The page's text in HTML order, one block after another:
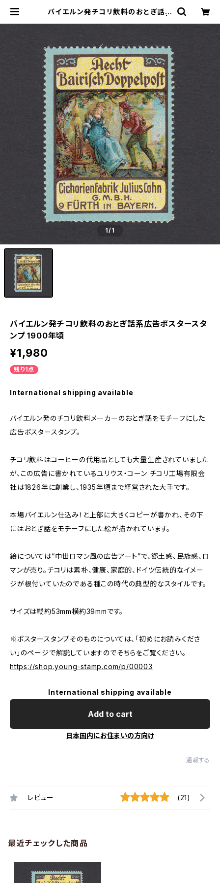
バイエルン発チコリ飲料のおとぎ話系
ヤングスタンプのネットショップ | Yo
1/1
バイエルン発チコリ飲料のおとぎ話系広告ポスタースタ
ンプ 1900年頃
¥1,980
残り1点
International shipping available
バイエルン発のチコリ飲料メーカーのおとぎ話をモチーフにした
広告ポスタースタンプ。
チコリ飲料はコーヒーの代用品としても大量生産されていました
が、この広告に書かれているユリウス・コーン チコリ工場有限会
社は1826年に創業し、1935年頃まで経営された大手です。
本場バイエルン仕込み！と上部に大きくコピーが書かれ、その下
にはおとぎ話をモチーフにした絵が描かれています。
絵については“中世ロマン風の広告アート”で、郷土感、民族感、ロ
マンが売り。チコリは素朴、健康、家庭的、ドイツ伝統的なイメー
ジが根付いていたのである種この時代の典型的なスタイルです。
サイズは縦約53mm横約39mmです。
※ポスタースタンプそのものについては、「初めにお読みくださ
い」のページで解説していますのでそちらをご覧ください。
https://shop.young-stamp.com/p/00003
International shipping available
Add to cart
日本国内にお住まいの方向け
通報する
レビュー (21)
最近チェックした商品